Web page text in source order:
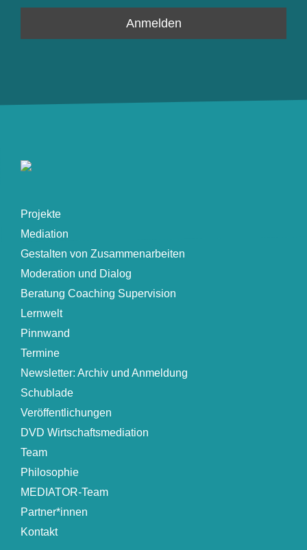
Projekte
Mediation
Gestalten von Zusammenarbeiten
Moderation und Dialog
Beratung Coaching Supervision
Lernwelt
Pinnwand
Termine
Newsletter: Archiv und Anmeldung
Schublade
Veröffentlichungen
DVD Wirtschaftsmediation
Team
Philosophie
MEDIATOR-Team
Partner*innen
Kontakt